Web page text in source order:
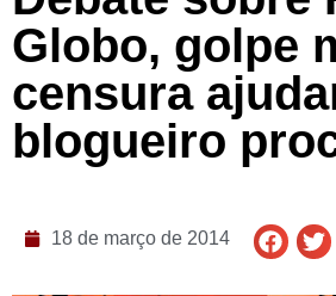
Globo, golpe
censura
blogueiro
18 de março de 2014